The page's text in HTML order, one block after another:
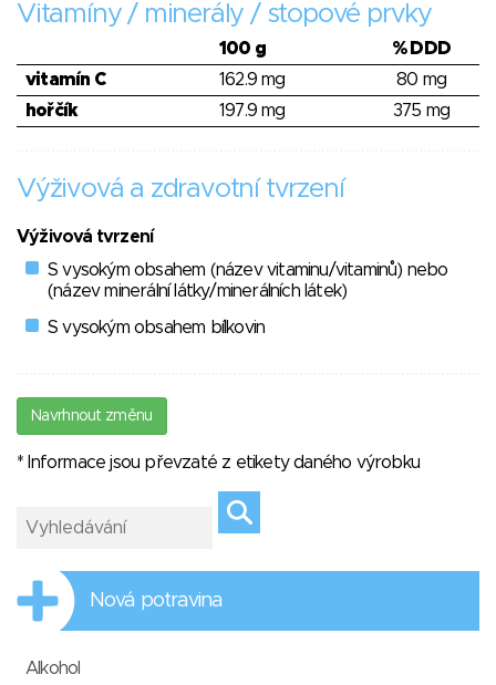
Vitamíny / minerály / stopové prvky
100 g
% DDD
vitamín C
162.9 mg
80 mg
hořčík
197.9 mg 375 mg
Výživová a zdravotní tvrzení
Výživová tvrzení
S vysokým obsahem (název vitaminu/vitaminů) nebo
(název minerální látky/minerálních látek)
S vysokým obsahem bílkovin
Navrhnout změnu
* Informace jsou převzaté z etikety daného výrobku
Nová potravina
Alkohol